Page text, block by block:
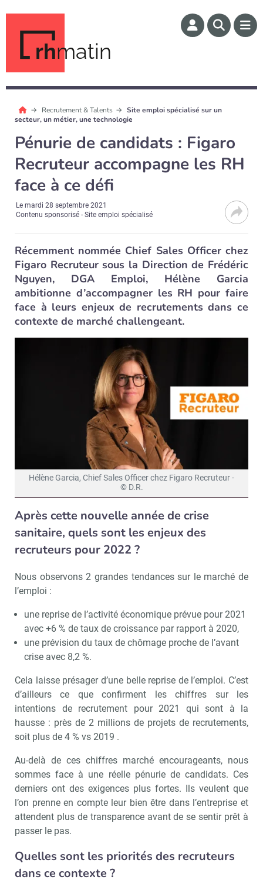
rhmatin
Recrutement & Talents
Site emploi spécialisé sur un
secteur, un métier, une technologie
Pénurie de candidats : Figaro
Recruteur accompagne les RH
face à ce défi
Lemardi 28 septembre 2021
Contenu sponsorisé - Site emploi spécialisé
Récemment nommée Chief Sales Officer chez
Figaro Recruteur sous la Direction de Frédéric
Nguyen, DGA Emploi, Hélène Garcia
ambitionne d’accompagner les RH pour faire
face à leurs enjeux de recrutements dans ce
contexte de marché challengeant.
Hélène Garcia, Chief Sales Officer chez Figaro Recruteur -
© D.R.
Après cette nouvelle année de crise
sanitaire, quels sont les enjeux des
recruteurs pour 2022 ?
Nous observons 2 grandes tendances sur le marché de
l’emploi :
une reprise de l’activité économique prévue pour 2021
avec +6 % de taux de croissance par rapport à 2020,
une prévision du taux de chômage proche de l’avant
crise avec 8,2 %.
Cela laisse présager d’une belle reprise de l’emploi. C’est
d’ailleurs ce que confirment les chiffres sur les
intentions de recrutement pour 2021 qui sont à la
hausse : près de 2 millions de projets de recrutements,
soit plus de 4 % vs 2019 .
Au-delà de ces chiffres marché encourageants, nous
sommes face à une réelle pénurie de candidats. Ces
derniers ont des exigences plus fortes. Ils veulent que
l’on prenne en compte leur bien être dans l’entreprise et
attendent plus de transparence avant de se sentir prêt à
passer le pas.
Quelles sont les priorités des recruteurs
dans ce contexte ?